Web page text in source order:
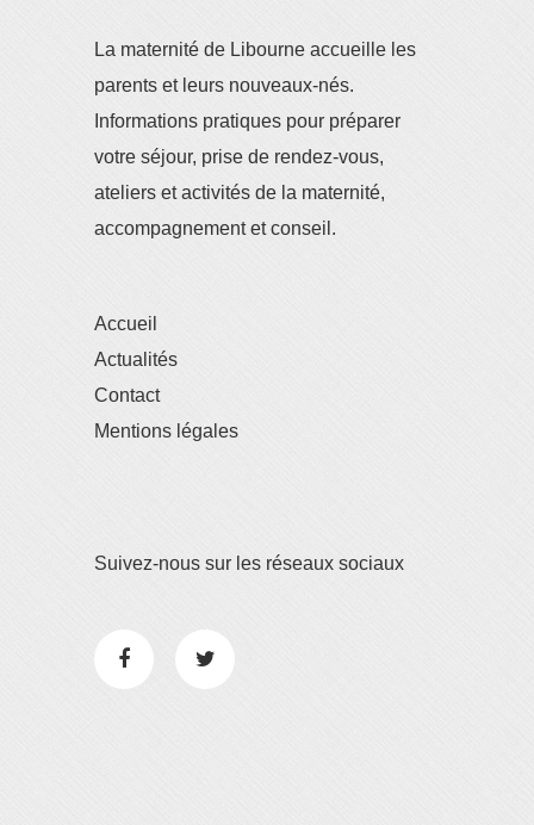
La maternité de Libourne accueille les
parents et leurs nouveaux-nés.
Informations pratiques pour préparer
votre séjour, prise de rendez-vous,
ateliers et activités de la maternité,
accompagnement et conseil.
Accueil
Actualités
Contact
Mentions légales
Suivez-nous sur les réseaux sociaux